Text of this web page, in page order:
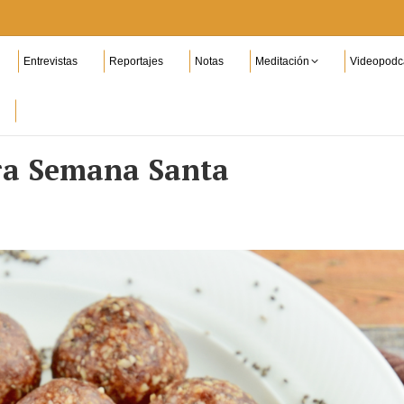
Entrevistas Reportajes Notas Meditación
Semana Santa